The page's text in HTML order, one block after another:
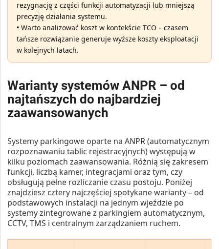
rezygnację z części funkcji automatyzacji lub mniejszą
precyzję działania systemu.
• Warto analizować koszt w kontekście TCO – czasem
tańsze rozwiązanie generuje wyższe koszty eksploatacji
w kolejnych latach.
Warianty systemów ANPR – od
najtańszych do najbardziej
zaawansowanych
Systemy parkingowe oparte na ANPR(automatycznym
rozpoznawaniu tablic rejestracyjnych) występują w
kilku poziomach zaawansowania. Różnią się zakresem
funkcji, liczbą kamer, integracjami oraz tym, czy
obsługują pełne rozliczanie czasu postoju. Poniżej
znajdziesz cztery najczęściej spotykane warianty – od
podstawowych instalacji na jednym wjeździe po
systemy zintegrowane z parkingiem automatycznym,
CCTV, TMS i centralnym zarządzaniem ruchem.